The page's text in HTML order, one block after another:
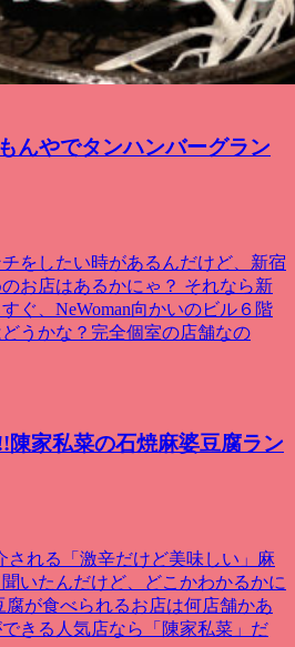
んやでタンハンバーグラン
をしたい時があるんだけど、新宿
お店はあるかにゃ？ それなら新
ぐ、NeWoman向かいのビル６階
うかな？完全個室の店舗なの
陳家私菜の石焼麻婆豆腐ラン
される「激辛だけど美味しい」麻
いたんだけど、どこかわかるかに
腐が食べられるお店は何店舗かあ
きる人気店なら「陳家私菜」だ